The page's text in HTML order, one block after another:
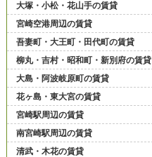
大塚・小松・花山手の賃貸
宮崎空港周辺の賃貸
吾妻町・大王町・田代町の賃貸
柳丸・吉村・昭和町・新別府の賃貸
大島・阿波岐原町の賃貸
花ヶ島・東大宮の賃貸
宮崎駅周辺の賃貸
南宮崎駅周辺の賃貸
清武・木花の賃貸